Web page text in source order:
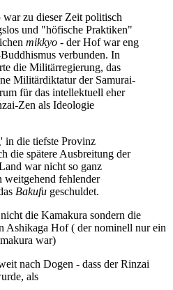
zu dieser Zeit politisch
und "höfische Praktiken"
mikkyo - der Hof war eng
verbunden. In
die Militärregierung, das
Militärdiktatur der Samurai-
für das intellektuell eher
Zen als Ideologie
in die tiefste Provinz
die spätere Ausbreitung der
war nicht so ganz
fehlender
Bakufu geschuldet.
die Kamakura sondern die
Ashikaga Hof ( der nominell nur ein
war)
nach Dogen - dass der Rinzai
als